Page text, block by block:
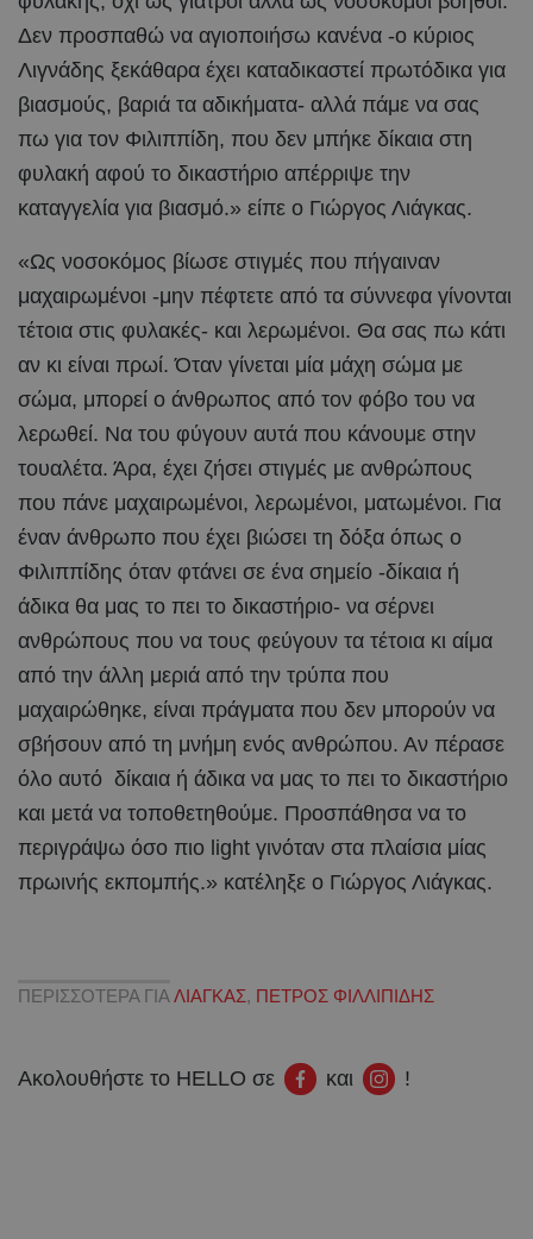
Δεν προσπαθώ να αγιοποιήσω κανένα -ο κύριος
Λιγνάδης ξεκάθαρα έχει καταδικαστεί πρωτόδικα για
βιασμούς, βαριά τα αδικήματα- αλλά πάμε να σας
πω για τον Φιλιππίδη, που δεν μπήκε δίκαια στη
φυλακή αφού το δικαστήριο απέρριψε την
καταγγελία για βιασμό.» είπε ο Γιώργος Λιάγκας.
«Ως νοσοκόμος βίωσε στιγμές που πήγαιναν
μαχαιρωμένοι -μην πέφτετε από τα σύννεφα γίνονται
τέτοια στις φυλακές- και λερωμένοι. Θα σας πω κάτι
αν κι είναι πρωί. Όταν γίνεται μία μάχη σώμα με
σώμα, μπορεί ο άνθρωπος από τον φόβο του να
λερωθεί. Να του φύγουν αυτά που κάνουμε στην
τουαλέτα. Άρα, έχει ζήσει στιγμές με ανθρώπους
που πάνε μαχαιρωμένοι, λερωμένοι, ματωμένοι. Για
έναν άνθρωπο που έχει βιώσει τη δόξα όπως ο
Φιλιππίδης όταν φτάνει σε ένα σημείο -δίκαια ή
άδικα θα μας το πει το δικαστήριο- να σέρνει
ανθρώπους που να τους φεύγουν τα τέτοια κι αίμα
από την άλλη μεριά από την τρύπα που
μαχαιρώθηκε, είναι πράγματα που δεν μπορούν να
σβήσουν από τη μνήμη ενός ανθρώπου. Αν πέρασε
όλο αυτό δίκαια ή άδικα να μας το πει το δικαστήριο
και μετά να τοποθετηθούμε. Προσπάθησα να το
περιγράψω όσο πιο light γινόταν στα πλαίσια μίας
πρωινής εκπομπής.» κατέληξε ο Γιώργος Λιάγκας.
ΠΕΡΙΣΣΟΤΕΡΑ ΓΙΑ ΛΙΑΓΚΑΣ, ΠΕΤΡΟΣ ΦΙΛΛΙΠΙΔΗΣ
Ακολουθήστε το HELLO σε και !